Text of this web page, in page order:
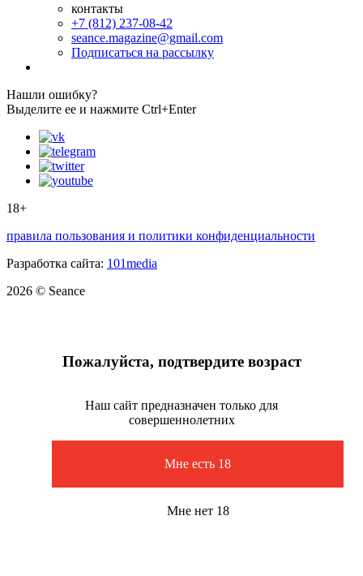
контакты
+7 (812) 237-08-42
seance.magazine@gmail.com
Подписаться на рассылку
Нашли ошибку?
Выделите ее и нажмите Ctrl+Enter
18+
правила пользования и политики конфиденциальности
Разработка сайта: 101media
2026 © Seance
Пожалуйста, подтвердите возраст
Наш сайт предназначен только для
совершеннолетних
Мне есть 18
Мне нет 18